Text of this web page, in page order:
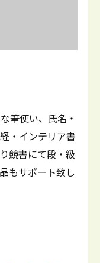
筆使い、氏名・
・インテリア書
競書にて段・級
もサポート致し